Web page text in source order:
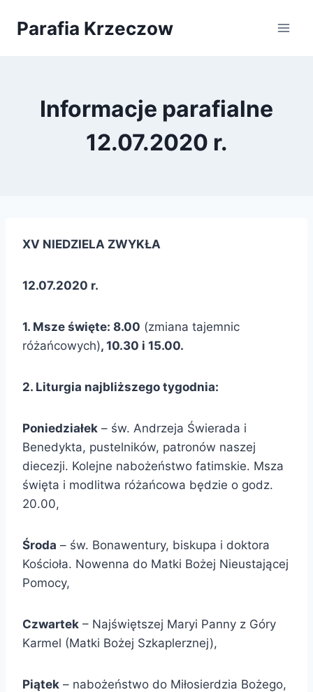
Parafia Krzeczow
Informacje parafialne
12.07.2020 r.
XV NIEDZIELA ZWYKŁA
12.07.2020 r.
1. Msze święte: 8.00 (zmiana tajemnic
różańcowych), 10.30 i 15.00.
2. Liturgia najbliższego tygodnia:
Poniedziałek – św. Andrzeja Świerada i
Benedykta, pustelników, patronów naszej
diecezji. Kolejne nabożeństwo fatimskie. Msza
święta i modlitwa różańcowa będzie o godz.
20.00,
Środa – św. Bonawentury, biskupa i doktora
Kościoła. Nowenna do Matki Bożej Nieustającej
Pomocy,
Czwartek – Najświętszej Maryi Panny z Góry
Karmel (Matki Bożej Szkaplerznej),
Piątek – nabożeństwo do Miłosierdzia Bożego,